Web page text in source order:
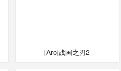
[Arc]战国之刃2